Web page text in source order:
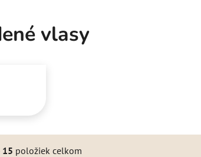
vlasy
15 položiek celkom